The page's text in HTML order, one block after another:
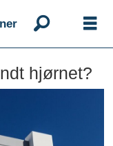
hjørnet?